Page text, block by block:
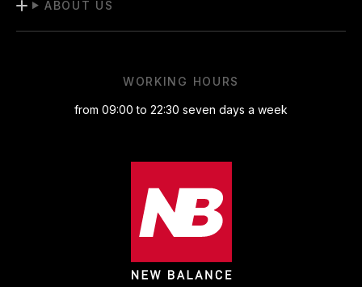
ABOUT US
WORKING HOURS
from 09:00 to 22:30 seven days a week